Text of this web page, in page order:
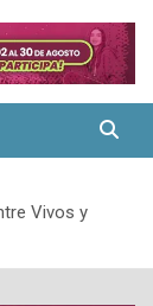
Vivos y